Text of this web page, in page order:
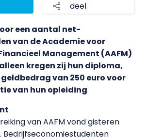
deel
een aantal net-
van de Academie voor
Management (AAFM)
kregen zij hun diploma,
van 250 euro voor
van hun opleiding.
van AAFM vond gisteren
Bedrijfseconomiestudenten